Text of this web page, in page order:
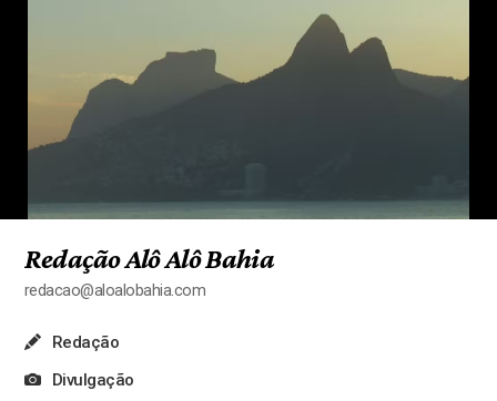
Redação Alô Alô Bahia
redacao@aloalobahia.com
Redação
Divulgação